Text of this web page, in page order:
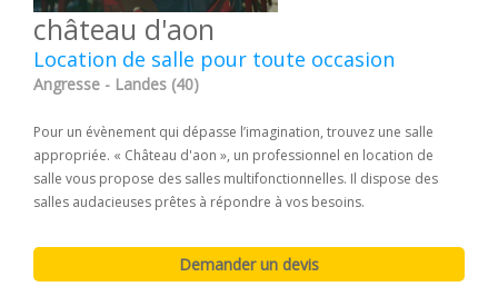
château d'aon
Location de salle pour toute occasion
Angresse - Landes (40)
Pour un évènement qui dépasse l’imagination, trouvez une salle
appropriée. « Château d'aon », un professionnel en location de
salle vous propose des salles multifonctionnelles. Il dispose des
salles audacieuses prêtes à répondre à vos besoins.